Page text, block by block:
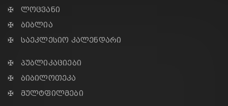
✠ ლოცვანი
✠ ბიბლია
✠ საეკლესიო კალენდარი
✠ პუბლიკაციები
✠ ბიბილოთეკა
✠ მულტფილმები